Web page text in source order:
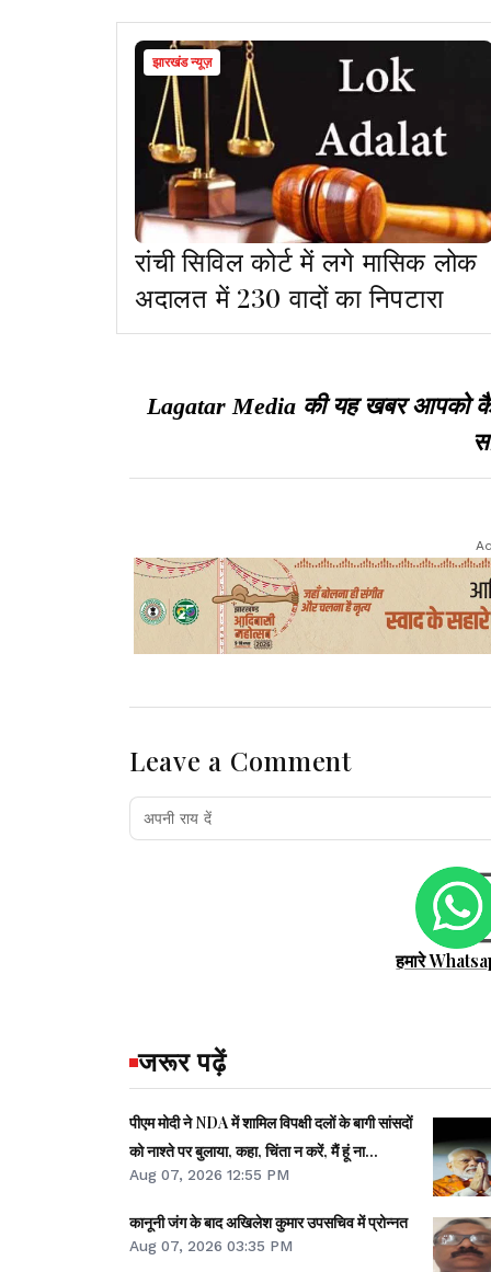
झारखंड न्यूज़
रांची सिविल कोर्ट में लगे मासिक लोक
अदालत में 230 वादों का निपटारा
Lagatar Media की यह खबर आपको
Leave a Comment
हमारे
जरूर पढ़ें
पीएम मोदी ने NDA में शामिल विपक्षी दलों के बागी सांसदों
को नाश्ते पर बुलाया, कहा, चिंता न करें, मैं हूं ना...
Aug 07, 2026 12:55 PM
कानूनी जंग के बाद अखिलेश कुमार उपसचिव में प्रोन्नत
Aug 07, 2026 03:35 PM